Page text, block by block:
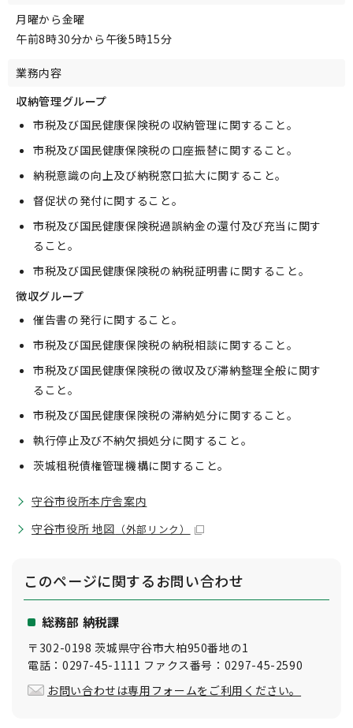
月曜から金曜
午前8時30分から午後5時15分
業務内容
収納管理グループ
市税及び国民健康保険税の収納管理に関すること。
市税及び国民健康保険税の口座振替に関すること。
納税意識の向上及び納税窓口拡大に関すること。
督促状の発付に関すること。
市税及び国民健康保険税過誤納金の還付及び充当に関す
ること。
市税及び国民健康保険税の納税証明書に関すること。
徴収グループ
催告書の発行に関すること。
市税及び国民健康保険税の納税相談に関すること。
市税及び国民健康保険税の徴収及び滞納整理全般に関す
ること。
市税及び国民健康保険税の滞納処分に関すること。
執行停止及び不納欠損処分に関すること。
茨城租税債権管理機構に関すること。
守谷市役所本庁舎案内
守谷市役所 地図 （外部リンク）
このページに関するお問い合わせ
総務部 納税課
〒302-0198 茨城県守谷市大柏950番地の1
電話：0297-45-1111 ファクス番号：0297-45-2590
お問い合わせは専用フォームをご利用ください。